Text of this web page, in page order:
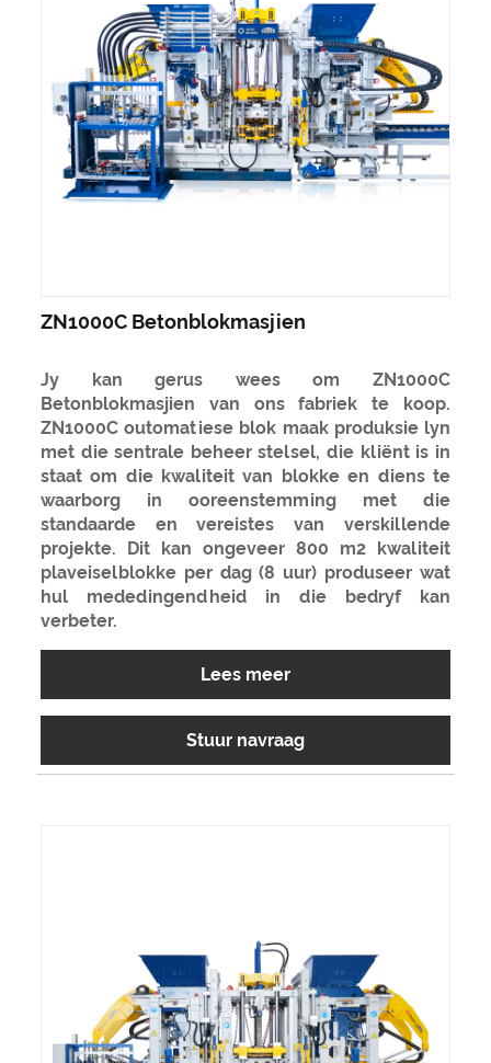
ZN1000C Betonblokmasjien
Jy kan gerus wees om ZN1000C
Betonblokmasjien van ons fabriek te koop.
ZN1000C outomatiese blok maak produksie lyn
met die sentrale beheer stelsel, die kliënt is in
staat om die kwaliteit van blokke en diens te
waarborg in ooreenstemming met die
standaarde en vereistes van verskillende
projekte. Dit kan ongeveer 800 m2 kwaliteit
plaveiselblokke per dag (8 uur) produseer wat
hul mededingendheid in die bedryf kan
verbeter.
Lees meer
Stuur navraag